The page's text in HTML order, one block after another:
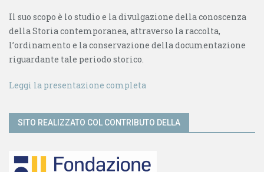
Il suo scopo è lo studio e la divulgazione della conoscenza
della Storia contemporanea, attraverso la raccolta,
l’ordinamento e la conservazione della documentazione
riguardante tale periodo storico.
Leggi la presentazione completa
SITO REALIZZATO COL CONTRIBUTO DELLA